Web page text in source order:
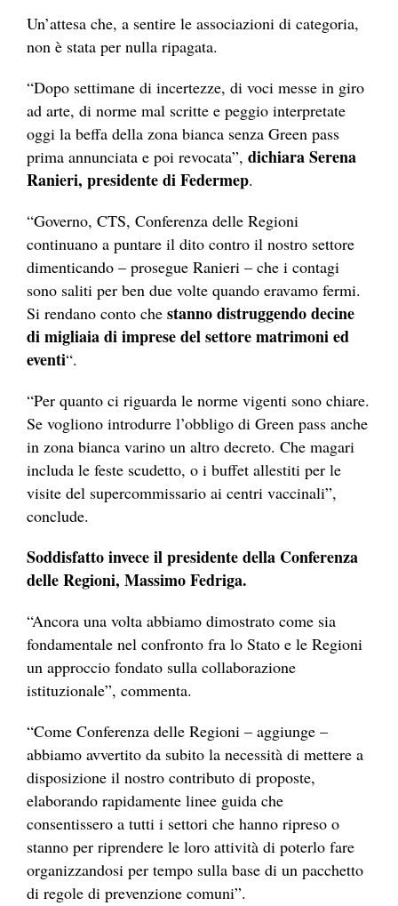
Un’attesa che, a sentire le associazioni di categoria,
non è stata per nulla ripagata.
“Dopo settimane di incertezze, di voci messe in giro
ad arte, di norme mal scritte e peggio interpretate
oggi la beffa della zona bianca senza Green pass
prima annunciata e poi revocata”, dichiaraSerena
Ranieri, presidente di Federmep.
“Governo, CTS, Conferenza delle Regioni
continuano a puntare il dito contro il nostro settore
dimenticando – prosegue Ranieri – che i contagi
sono saliti per ben due volte quando eravamo fermi.
Si rendano conto che stanno distruggendo decine
di migliaia di imprese del settore matrimoni ed
eventi“.
“Per quanto ci riguarda le norme vigenti sono chiare.
Se vogliono introdurre l’obbligo di Green pass anche
in zona bianca varino un altro decreto. Che magari
includa le feste scudetto, o i buffet allestiti per le
visite del supercommissario ai centri vaccinali”,
conclude.
Soddisfatto invece il presidente della Conferenza
delle Regioni, Massimo Fedriga.
“Ancora una volta abbiamo dimostrato come sia
fondamentale nel confronto fra lo Stato e le Regioni
un approccio fondato sulla collaborazione
istituzionale”, commenta.
“Come Conferenza delle Regioni – aggiunge –
abbiamo avvertito da subito la necessità di mettere a
disposizione il nostro contributo di proposte,
elaborando rapidamente linee guida che
consentissero a tutti i settori che hanno ripreso o
stanno per riprendere le loro attività di poterlo fare
organizzandosi per tempo sulla base di un pacchetto
di regole di prevenzione comuni”.